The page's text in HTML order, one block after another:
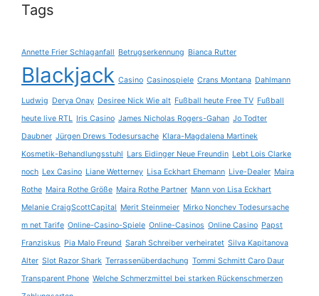
Tags
Annette Frier Schlaganfall Betrugserkennung Bianca Rutter
Blackjack Casino Casinospiele Crans Montana Dahlmann
Ludwig Derya Onay Desiree Nick Wie alt Fußball heute Free TV Fußball
heute live RTL Iris Casino James Nicholas Rogers-Gahan Jo Todter
Daubner Jürgen Drews Todesursache Klara-Magdalena Martinek
Kosmetik-Behandlungsstuhl Lars Eidinger Neue Freundin Lebt Lois Clarke
noch Lex Casino Liane Wetterney Lisa Eckhart Ehemann Live-Dealer Maira
Rothe Maira Rothe Größe Maira Rothe Partner Mann von Lisa Eckhart
Melanie CraigScottCapital Merit Steinmeier Mirko Nonchev Todesursache
m net Tarife Online-Casino-Spiele Online-Casinos Online Casino Papst
Franziskus Pia Malo Freund Sarah Schreiber verheiratet Silva Kapitanova
Alter Slot Razor Shark Terrassenüberdachung Tommi Schmitt Caro Daur
Transparent Phone Welche Schmerzmittel bei starken Rückenschmerzen